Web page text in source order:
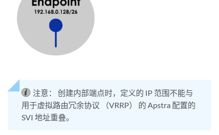
注意：
创建内部端点时，定义的 IP 范围不能与
用于虚拟路由冗余协议 （VRRP） 的 Apstra 配置的
SVI 地址重叠。